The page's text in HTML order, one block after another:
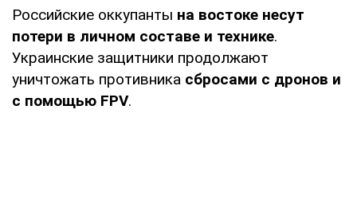
Российские оккупанты на востоке несут
потери в личном составе и технике.
Украинские защитники продолжают
уничтожать противника сбросами с дронов и
с помощью FPV.